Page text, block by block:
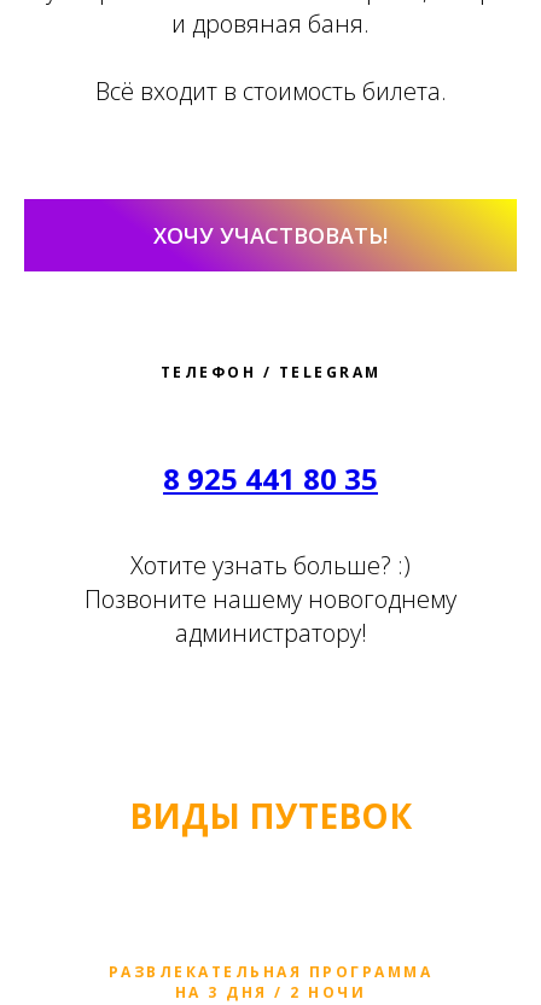
и дровяная баня.
Всё входит в стоимость билета.
ХОЧУ УЧАСТВОВАТЬ!
ТЕЛЕФОН / TELEGRAM
8 925 441 80 35
Хотите узнать больше? :)
Позвоните нашему новогоднему
администратору!
ВИДЫ ПУТЕВОК
РАЗВЛЕКАТЕЛЬНАЯ ПРОГРАММА
НА 3 ДНЯ / 2 НОЧИ